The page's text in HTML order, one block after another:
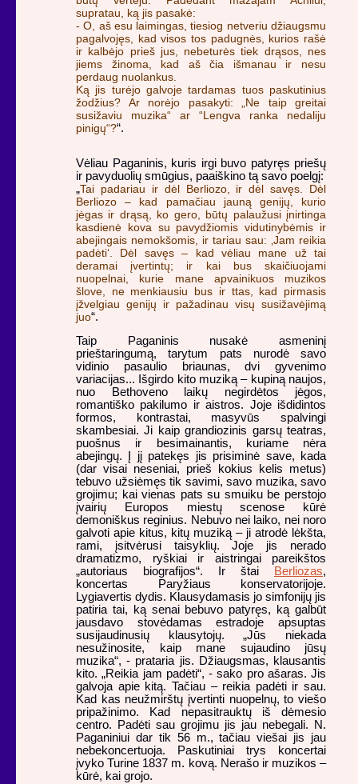
supratau, ką jis pasakė:
- O, aš esu laimingas, tiesiog netveriu džiaugsmu
pagalvojęs, kad visos tos padugnės, kurios rašė
ir kalbėjo prieš jus, nebeturės tiek drąsos, nes
jiems žinoma, kad aš čia išmanau ir nesu
perdaug nuolankus.
Ką jis turėjo galvoje tardamas tuos paskutinius
žodžius? Ar norėjo pasakyti: „Ne taip greitai
susižaviu muzika“ ar “Lengva ranka nedaliju
pinigų“?“.
Vėliau Paganinis, kuris irgi buvo patyręs priešų
ir pavyduolių smūgius, paaiškino tą savo poelgį:
„Tai padariau ir dėl Berliozo, ir dėl savęs. Dėl
Berliozo – kad pamačiau jauną genijų, kurio
jėgas ir drąsą, ko gero, būtų palaužusi įnirtinga
kasdienė kova su pavydžiomis vidutinybėmis ir
abejingais nemokšomis, ir tariau sau: ‚Jam reikia
padėti‘. Dėl savęs – kad vėliau mane už tai
deramai įvertintų; ir kai bus skaičiuojami
nuopelnai, kurie mane apvainikuos muzikos
šlove, ne menkiausiu bus ir ttas, kad pirmasis
įžvelgiau genijų ir pažadinau visų susižavėjimą
juo“.
Taip Paganinis nusakė asmeninį
prieštaringumą, tarytum pats nurodė savo
vidinio pasaulio briaunas, dvi gyvenimo
variacijas... Išgirdo kito muziką – kupiną naujos,
nuo Bethoveno laikų negirdėtos jėgos,
romantiško pakilumo ir aistros. Joje išdidintos
formos, kontrastai, masyvūs spalvingi
skambesiai. Ji kaip grandiozinis garsų teatras,
puošnus ir besimainantis, kuriame nėra
abejingų. Į jį patekęs jis prisiminė save, kada
(dar visai neseniai, prieš kokius kelis metus)
tebuvo užsiėmęs tik savimi, savo muzika, savo
grojimu; kai vienas pats su smuiku be perstojo
įvairių Europos miestų scenose kūrė
demoniškus reginius. Nebuvo nei laiko, nei noro
galvoti apie kitus, kitų muziką – ji atrodė lėkšta,
rami, įsitvėrusi taisyklių. Joje jis nerado
dramatizmo, ryškiai ir aistringai pareikštos
„autoriaus biografijos“. Ir štai
Berliozas,
koncertas Paryžiaus konservatorijoje.
Lygiavertis dydis. Klausydamasis jo simfonijų jis
patiria tai, ką senai bebuvo patyręs, ką galbūt
jausdavo stovėdamas estradoje apsuptas
susijaudinusių klausytojų. „Jūs niekada
nesužinosite, kaip mane sujaudino jūsų
muzika“, - prataria jis. Džiaugsmas, klausantis
kito. „Reikia jam padėti“, - sako pro ašaras. Jis
galvoja apie kitą. Tačiau – reikia padėti ir sau.
Kad kas neužmirštų įvertinti nuopelnų, to viešo
pripažinimo. Kad nepasitrauktų iš dėmesio
centro. Padėti sau grojimu jis jau nebegali. N.
Paganiniui dar tik 56 m., tačiau viešai jis jau
nebekoncertuoja. Paskutiniai trys koncertai
įvyko Turine 1837 m. kovą. Nerašo ir muzikos –
kūrė, kai grojo.